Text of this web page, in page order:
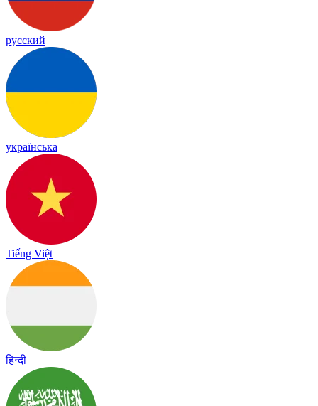
русский
українська
Tiếng Việt
हिन्दी